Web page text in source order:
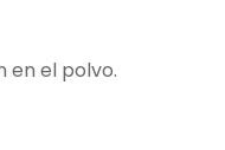
en el polvo.